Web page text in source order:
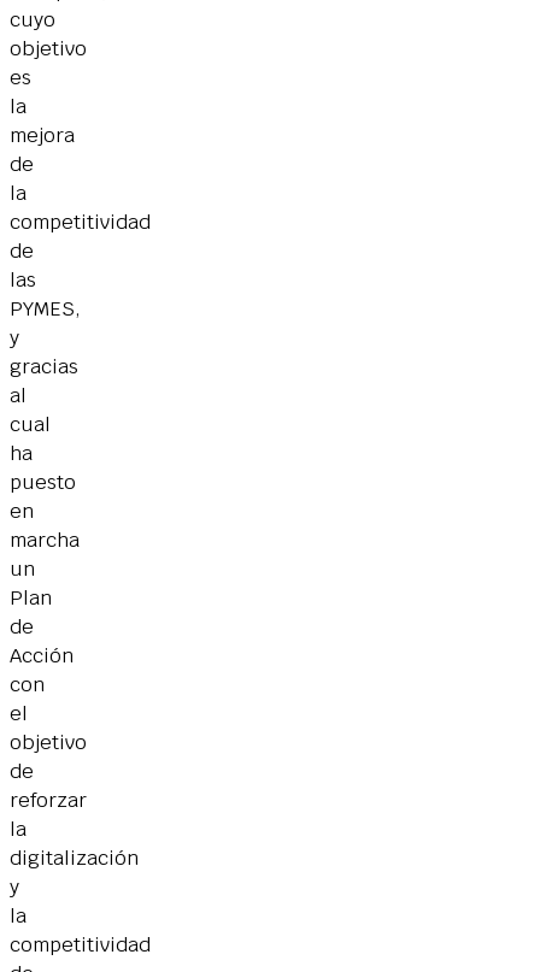
cuyo
objetivo
es
la
mejora
de
la
competitividad
de
las
PYMES,
y
gracias
al
cual
ha
puesto
en
marcha
un
Plan
de
Acción
con
el
objetivo
de
reforzar
la
digitalización
y
la
competitividad